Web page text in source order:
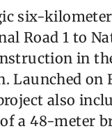
six-
Road 1 to
in
Launched on
also
a 48-meter